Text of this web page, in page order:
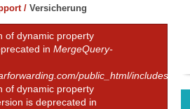
/ Versicherung
of dynamic property
in MergeQuery-
public_html/includes/
of dynamic property
is deprecated in